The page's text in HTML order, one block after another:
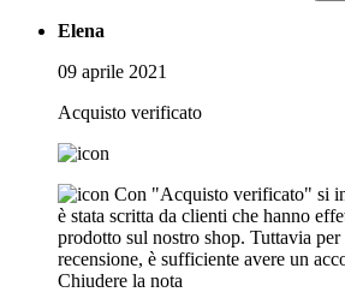
Elena
09 aprile 2021
Acquisto verificato
Con "Acquisto verificato" si
è stata scritta da clienti che hanno
prodotto sul nostro shop. Tuttavia per
recensione, è sufficiente avere un
Chiudere la nota